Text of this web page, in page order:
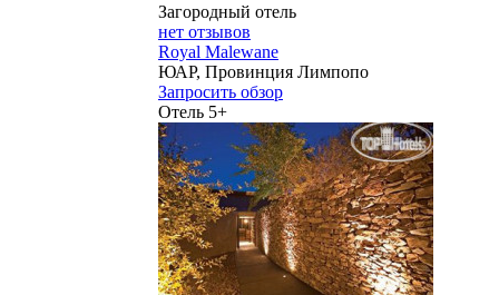
Загородный отель
нет отзывов
Royal Malewane
ЮАР, Провинция Лимпопо
Запросить обзор
Отель 5+